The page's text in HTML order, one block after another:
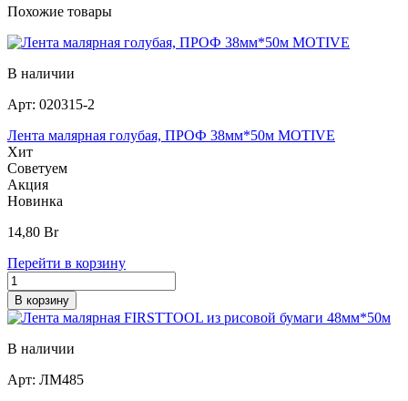
Похожие товары
В наличии
Арт: 020315-2
Лента малярная голубая, ПРОФ 38мм*50м MOTIVE
Хит
Советуем
Акция
Новинка
14,80 Br
Перейти в корзину
В корзину
В наличии
Арт: ЛМ485